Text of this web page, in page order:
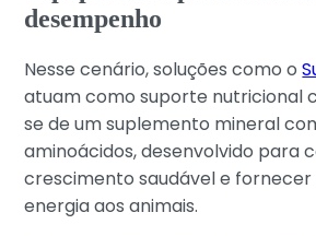
desempenho
Nesse cenário, soluções como o
atuam como suporte nutricional
se de um suplemento mineral
aminoácidos, desenvolvido para
crescimento saudável e fornecer
energia aos animais.